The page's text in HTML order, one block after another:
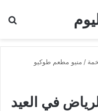
/ منيو مطعم طوكيو
في العيد